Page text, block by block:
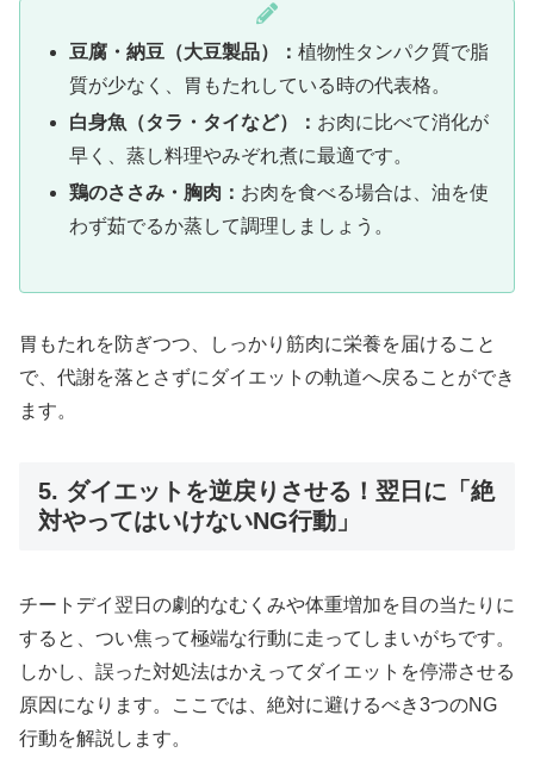
豆腐・納豆（大豆製品）：植物性タンパク質で脂
質が少なく、胃もたれしている時の代表格。
白身魚（タラ・タイなど）： お肉に比べて消化が
早く、蒸し料理やみぞれ煮に最適です。
鶏のささみ・胸肉： お肉を食べる場合は、油を使
わず茹でるか蒸して調理しましょう。
胃もたれを防ぎつつ、しっかり筋肉に栄養を届けること
で、代謝を落とさずにダイエットの軌道へ戻ることができ
ます。
5. ダイエットを逆戻りさせる！翌日に「絶
対やってはいけないNG行動」
チートデイ翌日の劇的なむくみや体重増加を目の当たりに
すると、つい焦って極端な行動に走ってしまいがちです。
しかし、誤った対処法はかえってダイエットを停滞させる
原因になります。ここでは、絶対に避けるべき3つのNG
行動を解説します。